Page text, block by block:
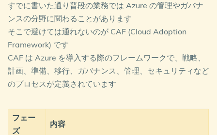
すでに書いた通り普段の業務では Azure の管理やガバナ
ンスの分野に関わることがあります
そこで避けては通れないのが CAF (Cloud Adoption
Framework) です
CAF は Azure を導入する際のフレームワークで、戦略、
計画、準備、移行、ガバナンス、管理、セキュリティなど
のプロセスが定義されています
フェー
ズ
内容